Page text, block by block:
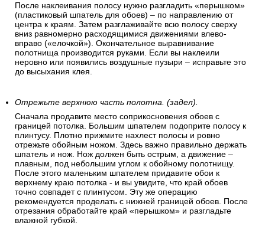
После наклеивания полосу нужно разгладить «перышком»
(пластиковый шпатель для обоев) – по направлению от
центра к краям. Затем разглаживайте всю полосу сверху
вниз равномерно расходящимися движениями влево-
вправо («елочкой»). Окончательное выравнивание
полотнища производится руками. Если вы наклеили
неровно или появились воздушные пузыри – исправьте это
до высыхания клея.
Отрежьте верхнюю часть полотна. (задел).
Сначала продавите место соприкосновения обоев с
границей потолка. Большим шпателем подоприте полосу к
плинтусу. Плотно прижмите нахлест полосы и ровно
отрежьте обойным ножом. Здесь важно правильно держать
шпатель и нож. Нож должен быть острым, а движение –
плавным, под небольшим углом к обойному полотнищу.
После этого маленьким шпателем придавите обои к
верхнему краю потолка - и вы увидите, что край обоев
точно совпадет с плинтусом. Эту же операцию
рекомендуется проделать с нижней границей обоев. После
отрезания обработайте край «перышком» и разгладьте
влажной губкой.